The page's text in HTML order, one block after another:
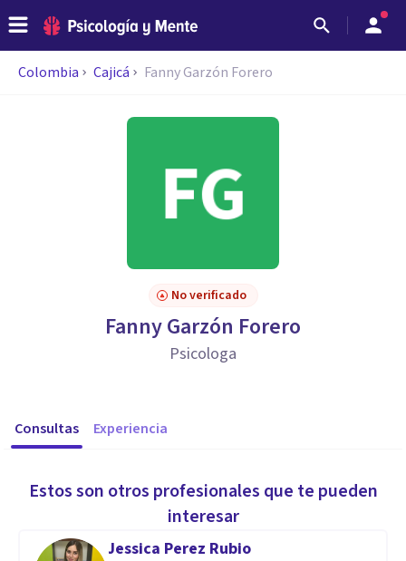
Colombia Cajicá Fanny Garzón Forero
No verificado
Fanny Garzón Forero
Psicologa
Consultas Experiencia
Estos son otros profesionales que te pueden
interesar
Jessica Perez Rubio